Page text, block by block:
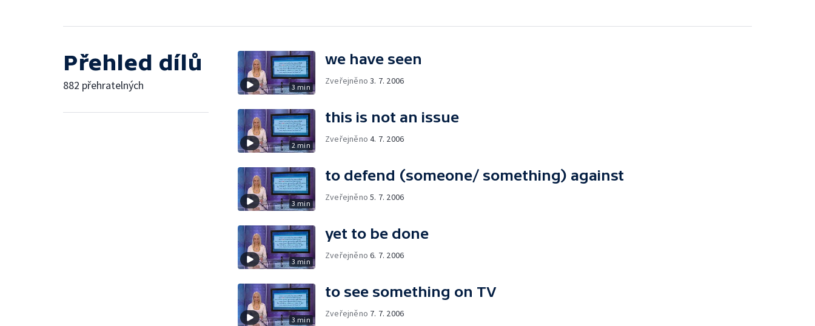
Přehled dílů
882 přehratelných 3 min
we have seen
Zveřejněno3. 7. 2006
2 min
this is not an issue
Zveřejněno4. 7. 2006
3 min
to defend (someone/ something) against
Zveřejněno5. 7. 2006
3 min
yet to be done
Zveřejněno6. 7. 2006
3 min
to see something on TV
Zveřejněno 7. 7. 2006